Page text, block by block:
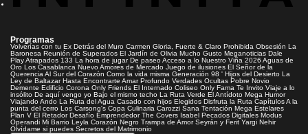
Programas
Volverías con tu Ex Detrás del Muro Carmen Gloria, Fuerte & Claro Prohibida Obsesión La
Baronesa Reunión de Superados El Jardín de Olivia Mucho Gusto Meganoticias Dale
PlayAtrapados 133 La hora de jugar De paseoAcceso a lo Nuestro Viña 2026 Aguas de
Oro Los Casablanca Nuevo Amores de Mercado Juego de ilusiones El Señor de la
Querencia Al Sur del Corazón Como la vida misma Generación 98 ' Hijos del Desierto La
Ley de Baltazar Hasta Encontrarte Amar Profundo Verdades Ocultas Pobre Novio
Demente Edificio Corona Only Friends El Internado Coliseo Only Fama Te Invito Viaje a lo
insólito De aquí vengo yo Bajo el mismo techo La Ruta Verde El Antídoto Mega Humor
Viajando Ando La Ruta del Agua Casado con hijos Elegidos Disfruta la Ruta CapítulosA la
punta del cerro Los Carsong's Copa Culinaria Carozzi Sana Tentación Mega Estelares
Plan V El Retador Desafío Emprendedor The Covers Isabel Pecados Digitales Modus
Operandi Mi Barrio Leyla Corazón Negro Trampa de Amor Seyrán y Ferit Yargi Nehir
Olvídame si puedes Secretos del Matrimonio